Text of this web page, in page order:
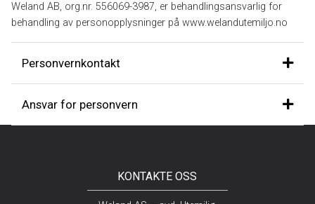
Weland AB, org.nr. 556069-3987, er behandlingsansvarlig for
behandling av personopplysninger på www.welandutemiljo.no
Personvernkontakt
Ansvar for personvern
KONTAKTE OSS